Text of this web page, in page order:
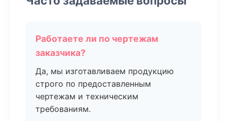
Работаете ли по чертежам
заказчика?
Да, мы изготавливаем продукцию
строго по предоставленным
чертежам и техническим
требованиям.